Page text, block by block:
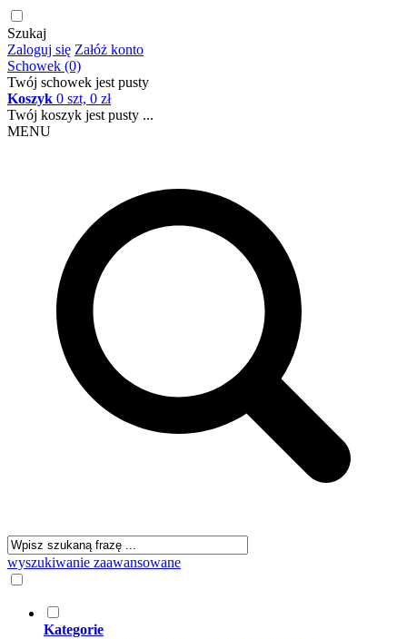
Szukaj
Zaloguj się Załóż konto
Schowek (0)
Twój schowek jest pusty
Koszyk 0 szt, 0 zł
Twój koszyk jest pusty ...
MENU
wyszukiwanie zaawansowane
Kategorie